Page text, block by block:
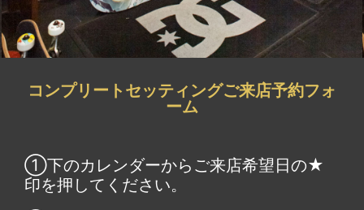
コンプリートセッティングご来店予約フォ
ーム
①下のカレンダーからご来店希望日の★
印を押してください。